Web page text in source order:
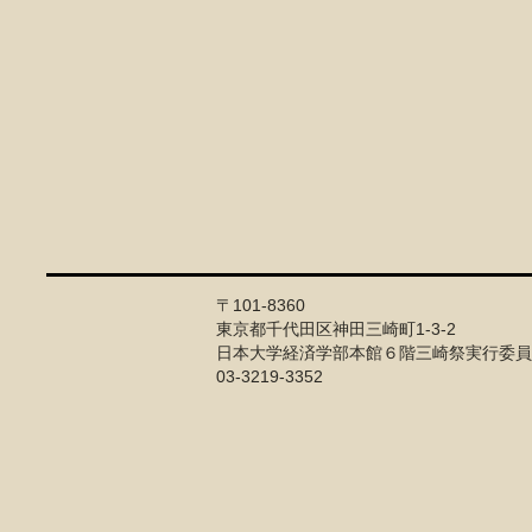
〒101-8360
東京都千代田区神田三崎町1-3-2
日本大学経済学部本館６階三崎祭実行委
03-3219-3352